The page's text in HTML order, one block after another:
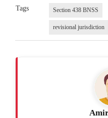
Tags Section 438 BNSS
revisional jurisdiction